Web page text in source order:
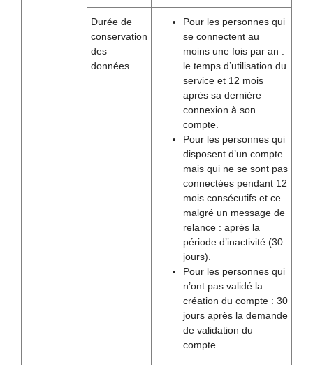
Durée de
conservation
des
données
Pour les personnes qui
se connectent au
moins une fois par an :
le temps d’utilisation du
service et 12 mois
après sa dernière
connexion à son
compte.
Pour les personnes qui
disposent d’un compte
mais qui ne se sont pas
connectées pendant 12
mois consécutifs et ce
malgré un message de
relance : après la
période d’inactivité (30
jours).
Pour les personnes qui
n’ont pas validé la
création du compte : 30
jours après la demande
de validation du
compte.